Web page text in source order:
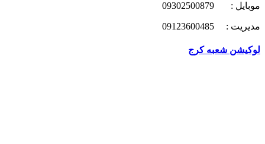
موبایل : 09302500879
مدیریت : 09123600485
لوکیشن شعبه کرج